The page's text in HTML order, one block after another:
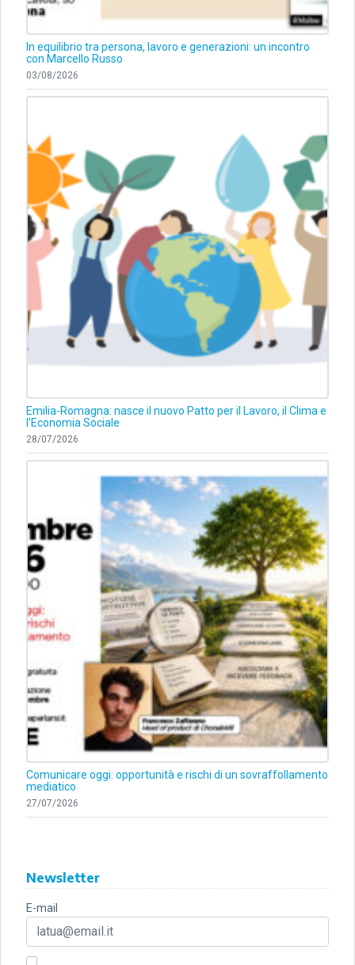
In equilibrio tra persona, lavoro e generazioni: un incontro
con Marcello Russo
03/08/2026
Emilia-Romagna: nasce il nuovo Patto per il Lavoro, il Clima e
l’Economia Sociale
28/07/2026
Comunicare oggi: opportunità e rischi di un sovraffollamento
mediatico
27/07/2026
Newsletter
E-mail